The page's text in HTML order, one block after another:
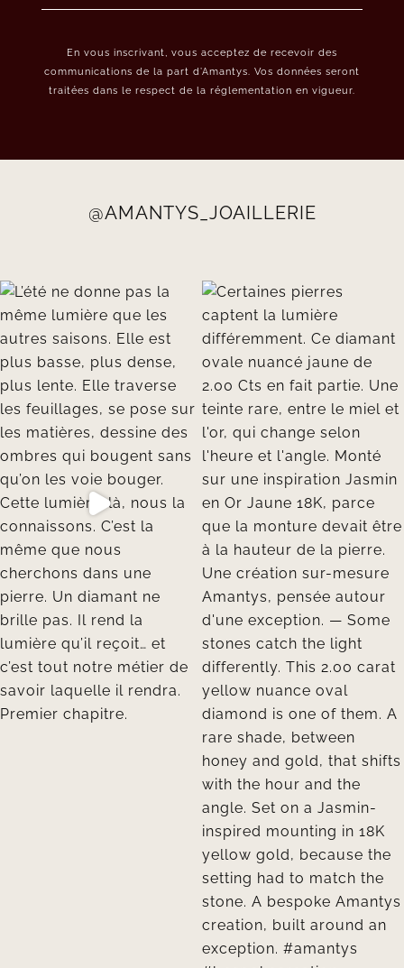
En vous inscrivant, vous acceptez de recevoir des
communications de la part d’Amantys. Vos données seront
traitées dans le respect de la réglementation en vigueur.
@AMANTYS_JOAILLERIE